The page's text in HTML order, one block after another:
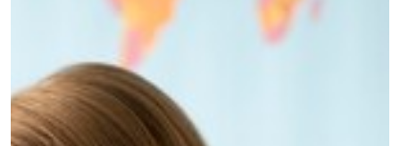
aqueles que já fazem parte do quadro de
colaboradores. Investir em benefícios […]